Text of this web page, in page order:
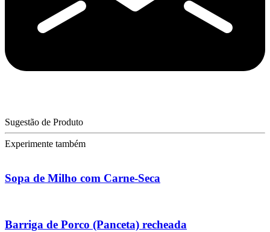
Sugestão de Produto
Experimente também
Sopa de Milho com Carne-Seca
Barriga de Porco (Panceta) recheada